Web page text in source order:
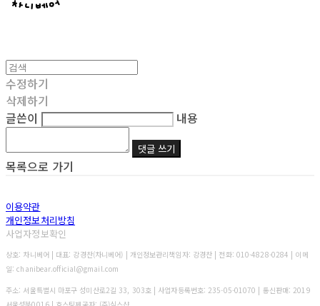
수정하기
삭제하기
글쓴이
내용
댓글 쓰기
목록으로 가기
이용약관
개인정보처리방침
사업자정보확인
상호: 차니베어 | 대표: 강경찬(차니베어) | 개인정보관리책임자: 강경찬 | 전화: 010-4828-0284 | 이메
일: chanibear.official@gmail.com
주소: 서울특별시 마포구 성미산로2길 33, 303호 | 사업자등록번호:235-05-01070 | 통신판매:2019